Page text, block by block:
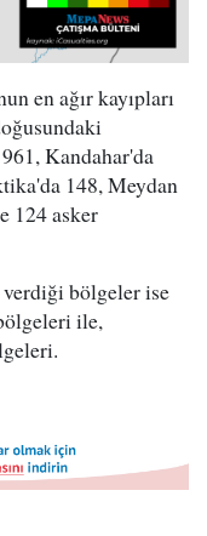
en ağır kayıpları
Kandahar'da
148, Meydan
124 asker
verdiği bölgeler ise
ile,